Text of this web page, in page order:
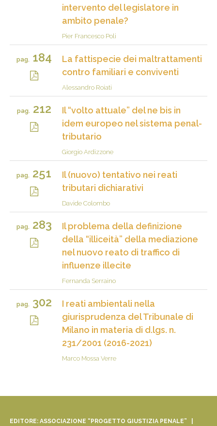
intervento del legislatore in
ambito penale?
Pier Francesco Poli
pag. 184
La fattispecie dei maltrattamenti
contro familiari e conviventi
Alessandro Roiati
pag. 212
Il “volto attuale” del ne bis in
idem europeo nel sistema penal-
tributario
Giorgio Ardizzone
pag. 251
Il (nuovo) tentativo nei reati
tributari dichiarativi
Davide Colombo
pag. 283
Il problema della definizione
della “illiceità” della mediazione
nel nuovo reato di traffico di
influenze illecite
Fernanda Serraino
pag. 302
I reati ambientali nella
giurisprudenza del Tribunale di
Milano in materia di d.lgs. n.
231/2001 (2016-2021)
Marco Mossa Verre
EDITORE: ASSOCIAZIONE “PROGETTO GIUSTIZIA PENALE” |